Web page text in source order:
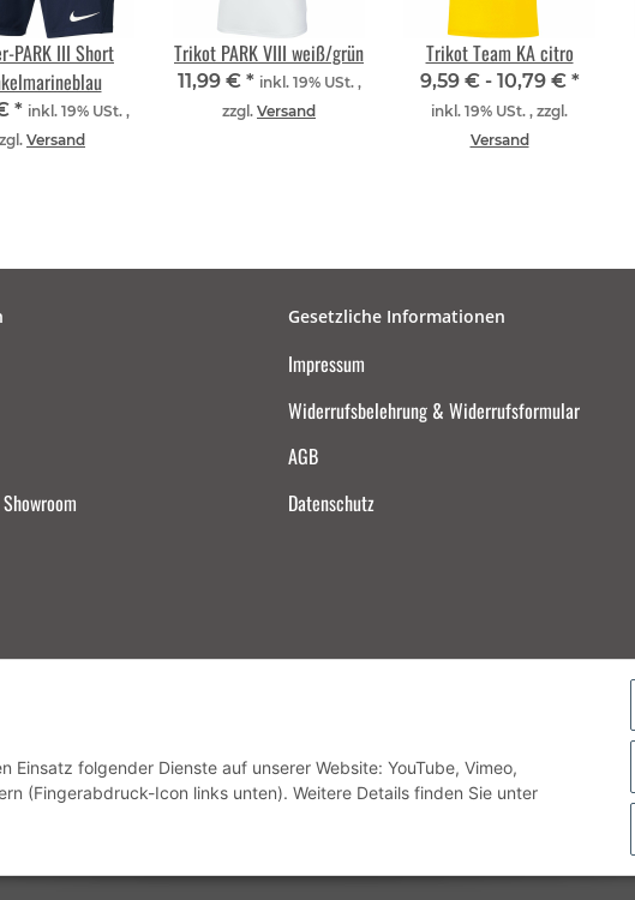
PARK III Short
* inkl. 19% USt. ,
Versand
Trikot PARK VIII weiß/grün
11,99 € * inkl. 19% USt. ,
zzgl. Versand
Trikot Team KA citro
9,59 € - 10,79 € *
inkl. 19% USt. , zzgl.
Versand
Gesetzliche Informationen
Impressum
Widerrufsbelehrung & Widerrufsformular
AGB
Datenschutz
Vertrag widerrufen
Einsatz folgender Dienste auf unserer Website: YouTube, Vimeo,
(Fingerabdruck-Icon links unten). Weitere Details finden Sie unter